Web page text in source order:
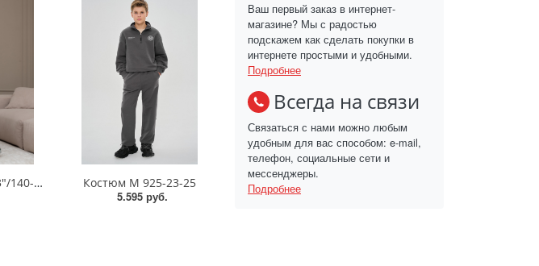
Костюм "Мишель-3"/140-170/КМ-217
Костюм М 925-23-25
5.595 руб.
Ваш первый заказ в интернет-
магазине? Мы с радостью
подскажем как сделать покупки в
интернете простыми и удобными.
Подробнее
Всегда на связи
Связаться с нами можно любым
удобным для вас способом: e-mail,
телефон, социальные сети и
мессенджеры.
Подробнее